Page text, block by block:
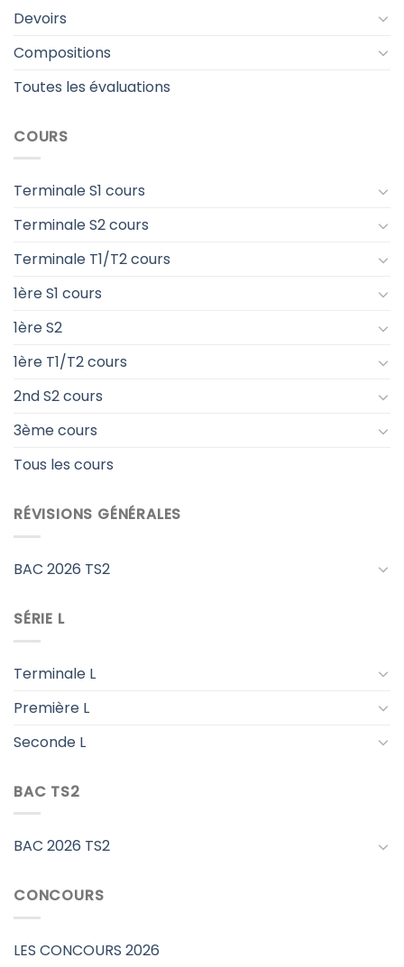
Devoirs
Compositions
Toutes les évaluations
COURS
Terminale S1 cours
Terminale S2 cours
Terminale T1/T2 cours
1ère S1 cours
1ère S2
1ère T1/T2 cours
2nd S2 cours
3ème cours
Tous les cours
RÉVISIONS GÉNÉRALES
BAC 2026 TS2
SÉRIE L
Terminale L
Première L
Seconde L
BAC TS2
BAC 2026 TS2
CONCOURS
LES CONCOURS 2026